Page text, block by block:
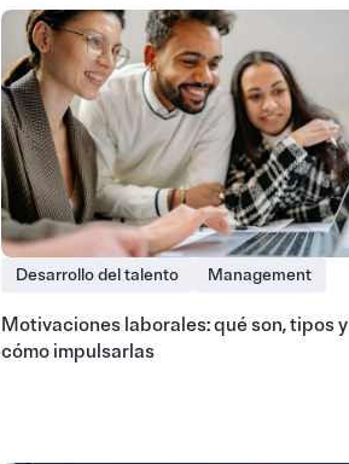
Desarrollo del talento Management
Motivaciones laborales: qué son, tipos y
cómo impulsarlas